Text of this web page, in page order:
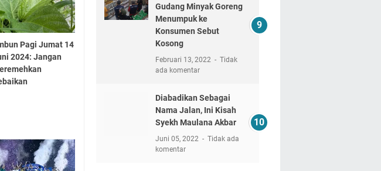
Pagi Jumat 14
2024: Jangan
Gudang Minyak Goreng
Menumpuk ke
Konsumen Sebut
Kosong
Februari 13, 2022
Tidak
ada komentar
Diabadikan Sebagai
Nama Jalan, Ini Kisah
Syekh Maulana Akbar
Juni 05, 2022
Tidak ada
komentar